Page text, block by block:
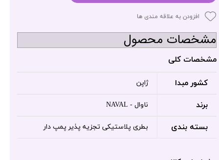
افزودن به علاقه مندی ها
مشخصات محصول
مشخصات کلی
کشور مبدا ژاپن
برند ناوال - NAVAL
بسته بندی بطری پلاستیکی تجزیه پذیر پمپ دار